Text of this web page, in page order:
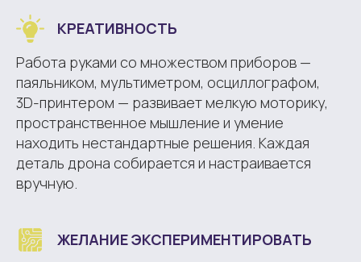
КРЕАТИВНОСТЬ
Работа руками со множеством приборов —
паяльником, мультиметром, осциллографом,
3D-принтером — развивает мелкую моторику,
пространственное мышление и умение
находить нестандартные решения. Каждая
деталь дрона собирается и настраивается
вручную.
ЖЕЛАНИЕ ЭКСПЕРИМЕНТИРОВАТЬ